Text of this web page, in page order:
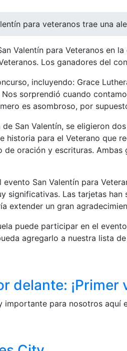
para veteranos trae una
Valentín para Veteranos en
Los ganadores del
incluyendo: Grace
sorprendió cuando
es asombroso, por
San Valentín, se eligieron
para el Veterano que
de oración y escrituras.
San Valentín para
significativas. Las tarjetas
extender un gran
puede participar en el
agregarlo a nuestra lista
delante:
para nosotros aquí